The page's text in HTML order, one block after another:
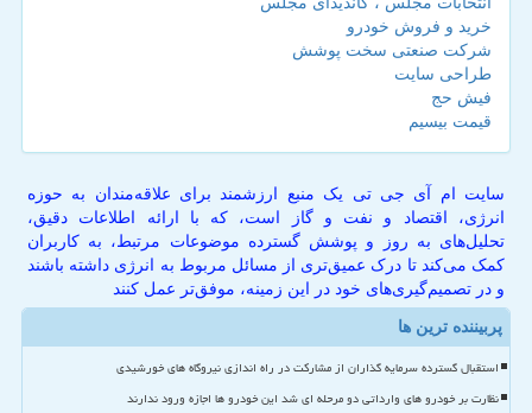
خرید و فروش خودرو
شرکت صنعتی سخت پوشش
طراحی سایت
فیش حج
قیمت بیسیم
سایت ام آی جی تی یک منبع ارزشمند برای علاقه‌مندان به حوزه
انرژی، اقتصاد و نفت و گاز است، که با ارائه اطلاعات دقیق،
تحلیل‌های به روز و پوشش گسترده موضوعات مرتبط، به کاربران
کمک می‌کند تا درک عمیق‌تری از مسائل مربوط به انرژی داشته باشند
و در تصمیم‌گیری‌های خود در این زمینه، موفق‌تر عمل کنند
پربیننده ترین ها
استقبال گسترده سرمایه گذاران از مشارکت در راه اندازی نیروگاه های خورشیدی
نظارت بر خودرو های وارداتی دو مرحله ای شد این خودرو ها اجازه ورود ندارند